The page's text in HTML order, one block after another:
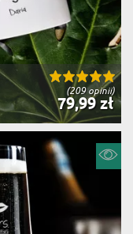
(209 opinii)
79,99 zł